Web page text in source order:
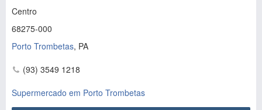
Centro
68275-000
Porto Trombetas, PA
(93) 3549 1218
Supermercado em Porto Trombetas